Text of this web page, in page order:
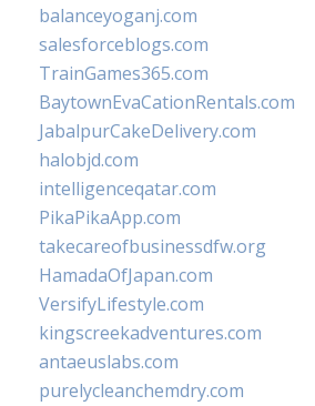
balanceyoganj.com
salesforceblogs.com
TrainGames365.com
BaytownEvaCationRentals.com
JabalpurCakeDelivery.com
halobjd.com
intelligenceqatar.com
PikaPikaApp.com
takecareofbusinessdfw.org
HamadaOfJapan.com
VersifyLifestyle.com
kingscreekadventures.com
antaeuslabs.com
purelycleanchemdry.com